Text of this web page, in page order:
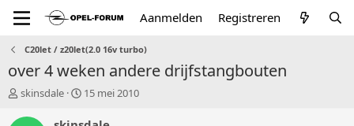
Aanmelden Registreren
C20let / z20let(2.0 16v turbo)
over 4 weken andere drijfstangbouten
T
p
skinsdale
S
a
15 mei 2010